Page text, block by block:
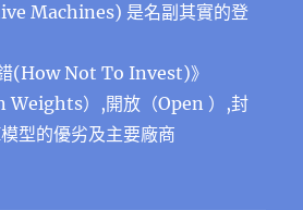
Machines) 是名副其實的登
錯(How Not To Invest)》
Weights）,開放（Open ）,封
型的優劣及主要廠商